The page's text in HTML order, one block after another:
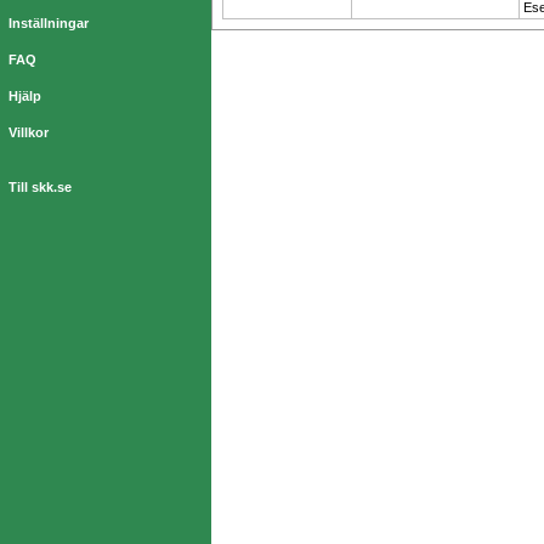
Inställningar
FAQ
Hjälp
Villkor
Till skk.se